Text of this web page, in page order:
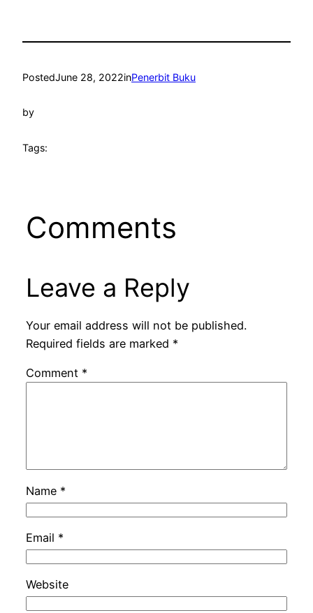
PostedJune 28, 2022inPenerbit Buku
by
Tags:
Comments
Leave a Reply
Your email address will not be published.
Required fields are marked *
Comment *
Name *
Email *
Website